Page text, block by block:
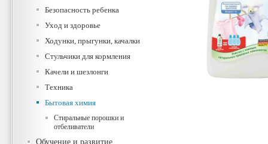
Безопасность ребенка
Уход и здоровье
Ходунки, прыгунки, качалки
Стульчики для кормления
Качели и шезлонги
Техника
Бытовая химия
Стиральные порошки и
отбеливатели
Обучение и развитие